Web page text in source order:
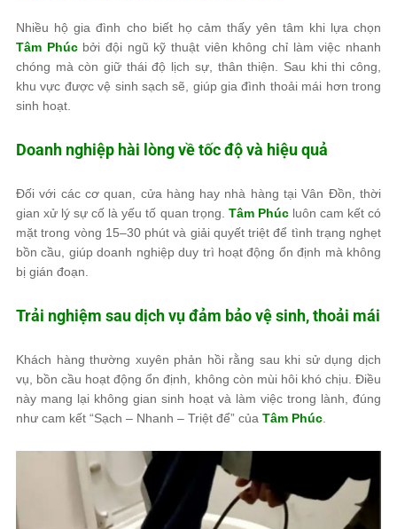
Nhiều hộ gia đình cho biết họ cảm thấy yên tâm khi lựa chọn
Tâm Phúcbởi đội ngũ kỹ thuật viên không chỉ làm việc nhanh
chóng mà còn giữ thái độ lịch sự, thân thiện. Sau khi thi công,
khu vực được vệ sinh sạch sẽ, giúp gia đình thoải mái hơn trong
sinh hoạt.
Doanh nghiệp hài lòng về tốc độ và hiệu quả
Đối với các cơ quan, cửa hàng hay nhà hàng tại Vân Đồn, thời
gian xử lý sự cố là yếu tố quan trọng. Tâm Phúcluôn cam kết có
mặt trong vòng 15–30 phút và giải quyết triệt để tình trạng nghẹt
bồn cầu, giúp doanh nghiệp duy trì hoạt động ổn định mà không
bị gián đoạn.
Trải nghiệm sau dịch vụ đảm bảo vệ sinh, thoải mái
Khách hàng thường xuyên phản hồi rằng sau khi sử dụng dịch
vụ, bồn cầu hoạt động ổn định, không còn mùi hôi khó chịu. Điều
này mang lại không gian sinh hoạt và làm việc trong lành, đúng
như cam kết “Sạch – Nhanh – Triệt để” của Tâm Phúc